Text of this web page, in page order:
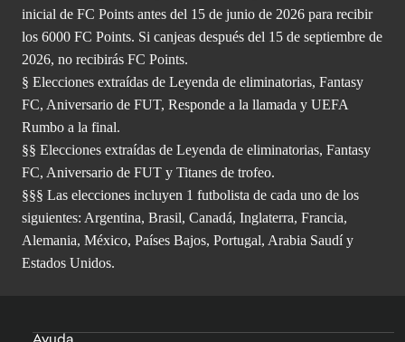
inicial de FC Points antes del 15 de junio de 2026 para recibir
los 6000 FC Points. Si canjeas después del 15 de septiembre de
2026, no recibirás FC Points.
§ Elecciones extraídas de Leyenda de eliminatorias, Fantasy
FC, Aniversario de FUT, Responde a la llamada y UEFA
Rumbo a la final.
§§ Elecciones extraídas de Leyenda de eliminatorias, Fantasy
FC, Aniversario de FUT y Titanes de trofeo.
§§§ Las elecciones incluyen 1 futbolista de cada uno de los
siguientes: Argentina, Brasil, Canadá, Inglaterra, Francia,
Alemania, México, Países Bajos, Portugal, Arabia Saudí y
Estados Unidos.